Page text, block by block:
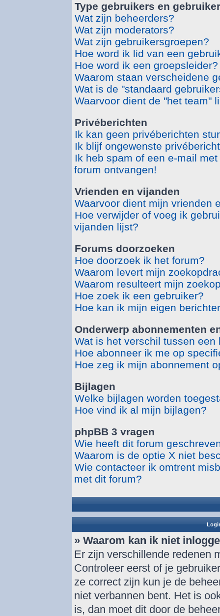
Type gebruikers en
Wat zijn beheerders?
Wat zijn moderators?
Wat zijn gebruikersgroepen?
Hoe word ik lid van een
Hoe word ik een groepsleider?
Waarom staan verscheidene
Wat is de "standaard
Waarvoor dient de "het team"
Privéberichten
Ik kan geen privéberichten
Ik blijf ongewenste
Ik heb spam of een e-mail
forum ontvangen!
Vrienden en vijanden
Waarvoor dient mijn vrienden
Hoe verwijder of voeg ik
vijanden lijst?
Forums doorzoeken
Hoe doorzoek ik het forum?
Waarom levert mijn
Waarom resulteert mijn
Hoe zoek ik een gebruiker?
Hoe kan ik mijn eigen
Onderwerp abonnementen
Wat is het verschil tussen
Hoe abonneer ik me op
Hoe zeg ik mijn abonnement
Bijlagen
Welke bijlagen worden
Hoe vind ik al mijn bijlagen?
phpBB 3 vragen
Wie heeft dit forum
Waarom is de optie X niet
Wie contacteer ik omtrent
met dit forum?
» Waarom kan ik niet
Er zijn verschillende redenen
Controleer eerst of je
ze correct zijn kun je de
niet verbannen bent. Het is
is, dan moet dit door de